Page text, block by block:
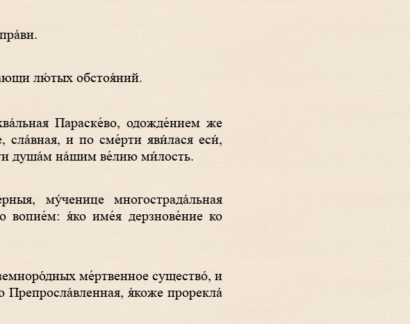
лю́тых обстоя́ний.
и по сме́рти яви́лася еси́,
душа́м на́шим ве́лию ми́лость.
вопие́м: я́ко име́я дерзнове́ние ко
я́коже прорекла́